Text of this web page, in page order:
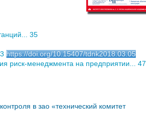
35
https://doi.org/10.15407/tdnk2018.03.05
риск-менеджмента на предприятии... 47
в зао «технический комитет